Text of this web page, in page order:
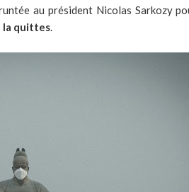
au président Nicolas Sarkozy
la quittes.